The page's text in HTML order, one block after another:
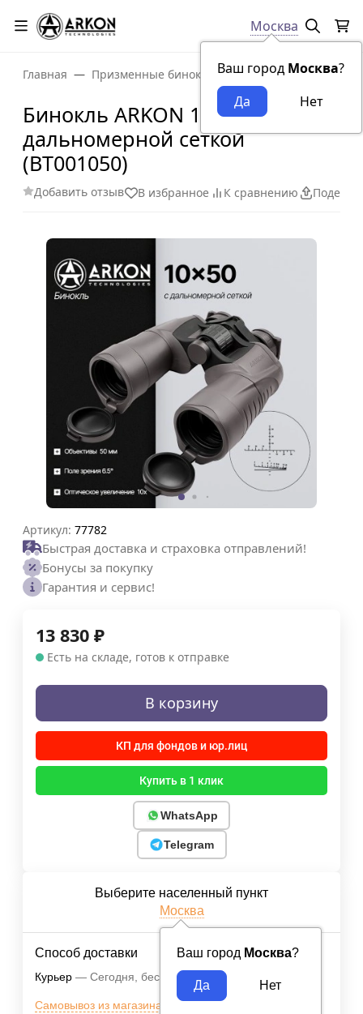
Москва
Ваш город Москва?
Главная Призменные бинокли Бинокль ARKON
Бинокль ARKON 10x50 с
дальномерной сеткой
(BT001050)
Добавить отзыв В избранное К сравнению
Артикул: 77782
Быстрая доставка и страховка отправлений!
Бонусы за покупку
Гарантия и сервис!
13 830 ₽
Есть на складе, готов к отправке
В корзину
КП для фондов и юр.лиц
Купить в 1 клик
WhatsApp
Telegram
Выберите населенный пункт
Москва
Ваш город Москва?
Способ доставки
Курьер Сегодня Бесплатно
Самовывоз из магазина м.ВДНХ